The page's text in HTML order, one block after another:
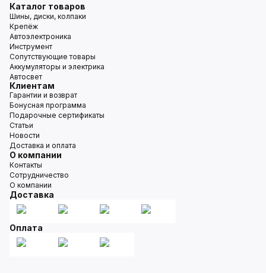
Каталог товаров
Шины, диски, колпаки
Крепёж
Автоэлектроника
Инструмент
Сопутствующие товары
Аккумуляторы и электрика
Автосвет
Клиентам
Гарантии и возврат
Бонусная программа
Подарочные сертификаты
Статьи
Новости
Доставка и оплата
О компании
Контакты
Сотрудничество
О компании
Доставка
Оплата